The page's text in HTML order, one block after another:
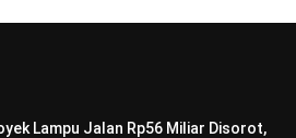
Lampu Jalan Rp56 Miliar Disorot,